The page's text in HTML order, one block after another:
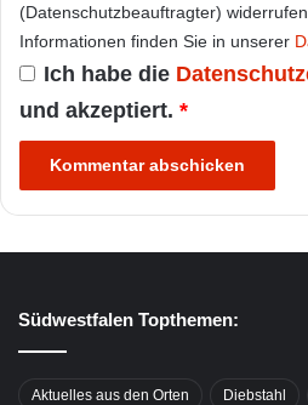
(Datenschutzbeauftragter)
Informationen finden Sie in unserer
Ich habe die
und akzeptiert. *
Südwestfalen Topthemen:
Aktuelles aus den Orten Diebstahl